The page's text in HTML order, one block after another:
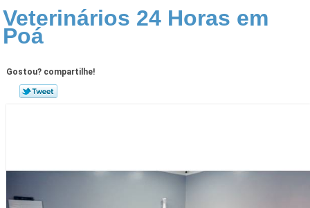
Veterinários 24 Horas em
Poá
Gostou? compartilhe!